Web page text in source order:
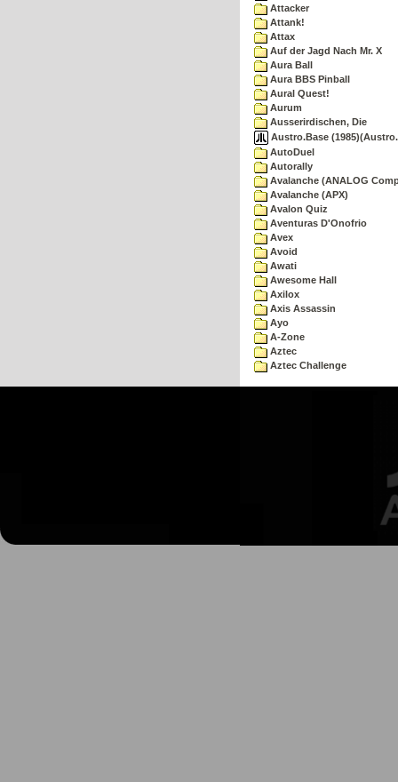
Attacker
Attank!
Attax
Auf der Jagd Nach Mr. X
Aura Ball
Aura BBS Pinball
Aural Quest!
Aurum
Ausserirdischen, Die
Austro.Base
AutoDuel
Autorally
Avalanche (ANALOG
Avalanche (APX)
Avalon Quiz
Aventuras D'Onofrio
Avex
Avoid
Awati
Awesome Hall
Axilox
Axis Assassin
Ayo
A-Zone
Aztec
Aztec Challenge